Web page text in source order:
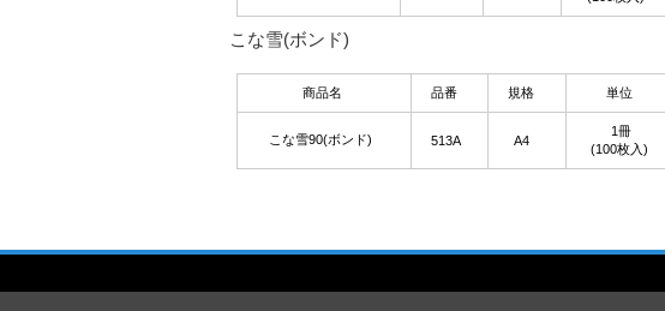
こな雪(ボンド)
商品名 品番 規格 単位
こな雪90(ボンド) 513A A4
1冊
(100枚入)